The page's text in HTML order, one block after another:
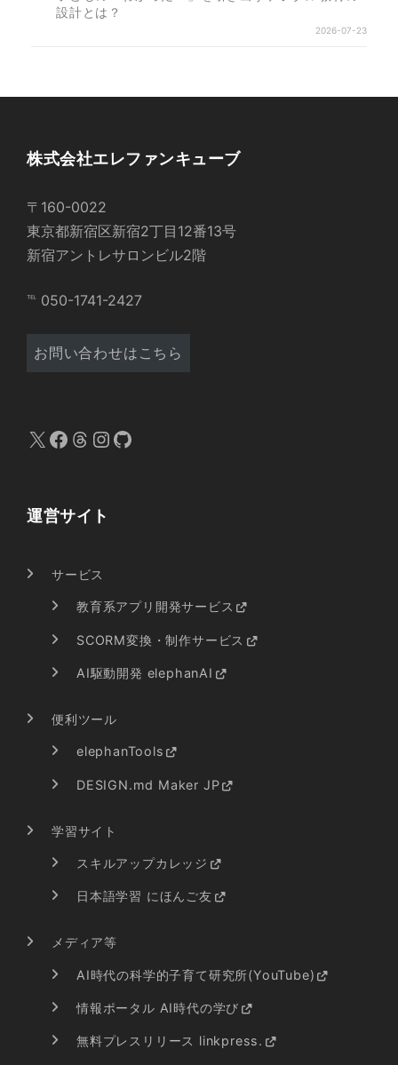
設計とは？
2026-07-23
株式会社エレファンキューブ
〒160-0022
東京都新宿区新宿2丁目12番13号
新宿アントレサロンビル2階
℡ 050-1741-2427
お問い合わせはこちら
X Facebook Threads InstagramGitHub
運営サイト
サービス
教育系アプリ開発サービス
SCORM変換・制作サービス
AI駆動開発 elephanAI
便利ツール
elephanTools
DESIGN.md Maker JP
学習サイト
スキルアップカレッジ
日本語学習 にほんご友
メディア等
AI時代の科学的子育て研究所(YouTube)
情報ポータル AI時代の学び
無料プレスリリース linkpress.